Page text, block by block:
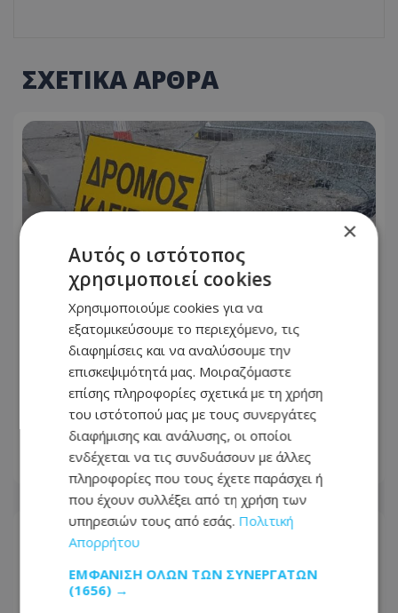
ΣΧΕΤΙΚΑ ΑΡΘΡΑ
Θα πάτε θάλασσα; Κλειστό τμήμα
πολυσύχναστης λεωφόρου στον
Πρωταρά – Προσοχή συστήνει η
Αστυνομία
09.08.2026 - 08:01
×
Αυτός ο ιστότοπος
χρησιμοποιεί cookies
Χρησιμοποιούμε cookies για να
εξατομικεύσουμε το περιεχόμενο, τις
διαφημίσεις και να αναλύσουμε την
επισκεψιμότητά μας. Μοιραζόμαστε
επίσης πληροφορίες σχετικά με τη χρήση
του ιστότοπού μας με τους συνεργάτες
διαφήμισης και ανάλυσης, οι οποίοι
ενδέχεται να τις συνδυάσουν με άλλες
πληροφορίες που τους έχετε παράσχει ή
που έχουν συλλέξει από τη χρήση των
υπηρεσιών τους από εσάς. Πολιτική
Απορρήτου
ΕΜΦΆΝΙΣΗ ΌΛΩΝ ΤΩΝ ΣΥΝΕΡΓΑΤΏΝ
(1656) →